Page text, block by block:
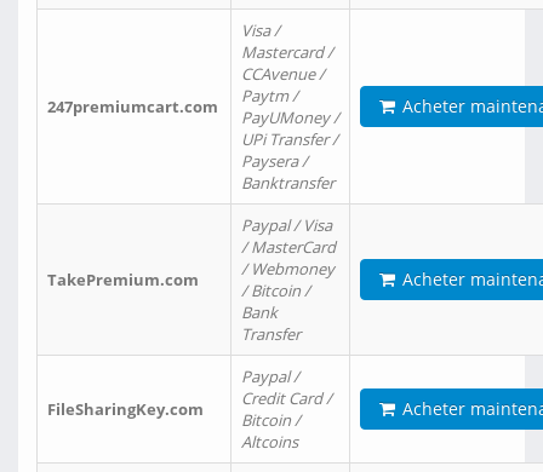
247premiumcart.com
Visa /
Mastercard /
CCAvenue /
Paytm /
PayUMoney /
UPi Transfer /
Paysera /
Banktransfer
Acheter
TakePremium.com
Paypal / Visa
/ MasterCard
/ Webmoney
/ Bitcoin /
Bank
Transfer
Acheter
FileSharingKey.com
Paypal /
Credit Card /
Bitcoin /
Altcoins
Acheter